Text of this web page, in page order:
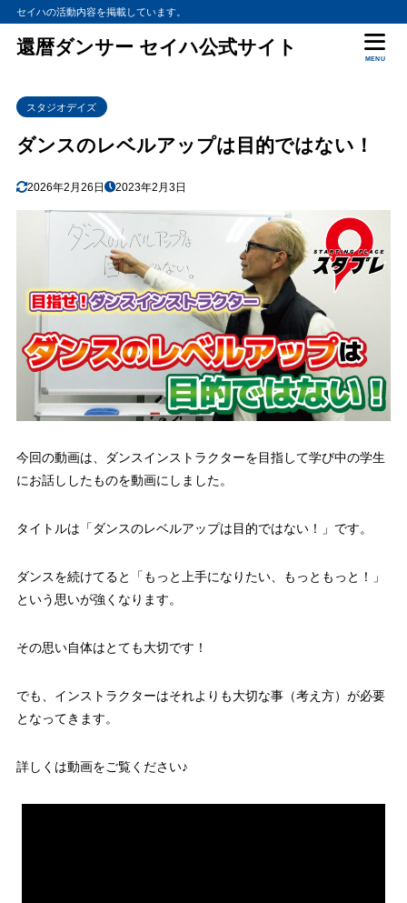
セイハの活動内容を掲載しています。
還暦ダンサー セイハ公式サイト
MENU
スタジオデイズ
ダンスのレベルアップは目的ではない！
2026年2月26日 2023年2月3日
今回の動画は、ダンスインストラクターを目指して学び中の学生
にお話ししたものを動画にしました。
タイトルは「ダンスのレベルアップは目的ではない！」です。
ダンスを続けてると「もっと上手になりたい、もっともっと！」
という思いが強くなります。
その思い自体はとても大切です！
でも、インストラクターはそれよりも大切な事（考え方）が必要
となってきます。
詳しくは動画をご覧ください♪